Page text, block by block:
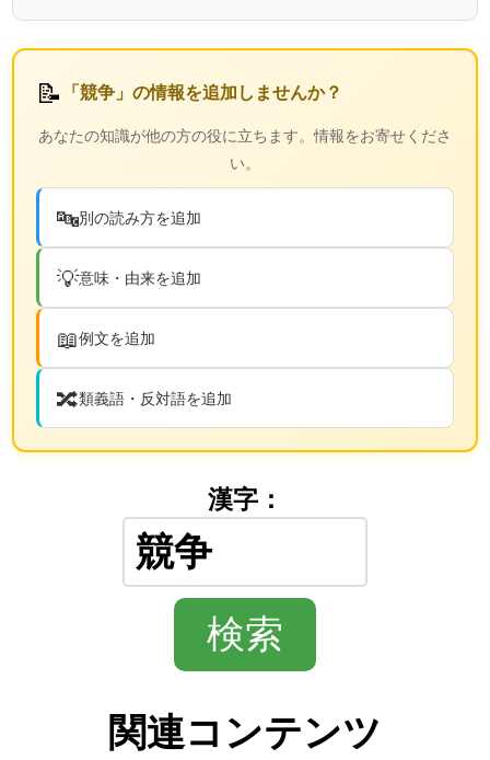
📝 「競争」の情報を追加しませんか？
あなたの知識が他の方の役に立ちます。情報をお寄せくださ
い。
🔤別の読み方を追加
💡意味・由来を追加
📖例文を追加
🔀類義語・反対語を追加
漢字：
関連コンテンツ